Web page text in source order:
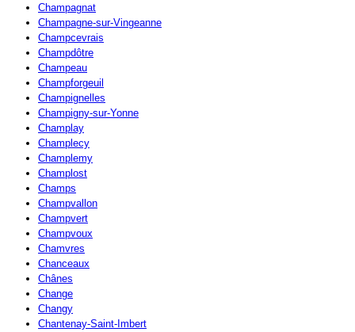
Champagnat
Champagne-sur-Vingeanne
Champcevrais
Champdôtre
Champeau
Champforgeuil
Champignelles
Champigny-sur-Yonne
Champlay
Champlecy
Champlemy
Champlost
Champs
Champvallon
Champvert
Champvoux
Chamvres
Chanceaux
Chânes
Change
Changy
Chantenay-Saint-Imbert